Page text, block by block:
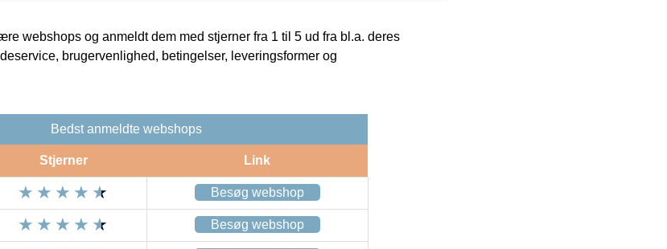
webshops og anmeldt dem med stjerner fra 1 til 5 ud fra bl.a. deres
brugervenlighed, betingelser, leveringsformer og
Bedst anmeldte webshops
Stjerner Link
Besøg webshop
Besøg webshop